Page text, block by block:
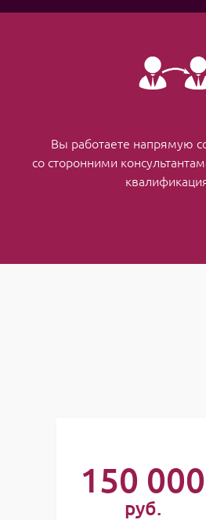
Вы работаете напрямую
со сторонними
150 000
руб.